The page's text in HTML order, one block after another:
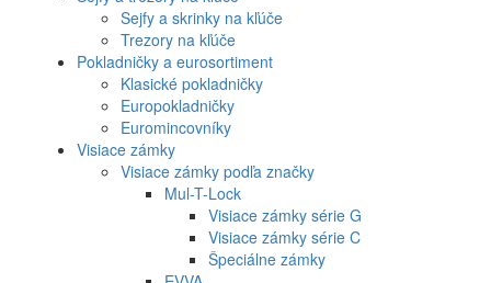
Sejfy a skrinky na kľúče
Trezory na kľúče
Pokladničky a eurosortiment
Klasické pokladničky
Europokladničky
Euromincovníky
Visiace zámky
Visiace zámky podľa značky
Mul-T-Lock
Visiace zámky série G
Visiace zámky série C
Špeciálne zámky